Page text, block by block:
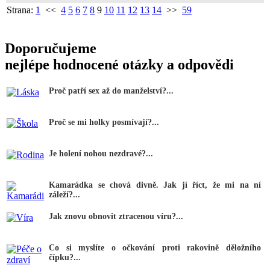
Strana: 1 << 4 5 6 7 8 9 10 11 12 13 14 >> 59
Doporučujeme
nejlépe hodnocené otázky a odpovědi
Proč patří sex až do manželství?...
Proč se mi holky posmívají?...
Je holení nohou nezdravé?...
Kamarádka se chová divně. Jak jí říct, že mi na ní
záleží?...
Jak znovu obnovit ztracenou víru?...
Co si myslíte o očkování proti rakovině děložního
čípku?...